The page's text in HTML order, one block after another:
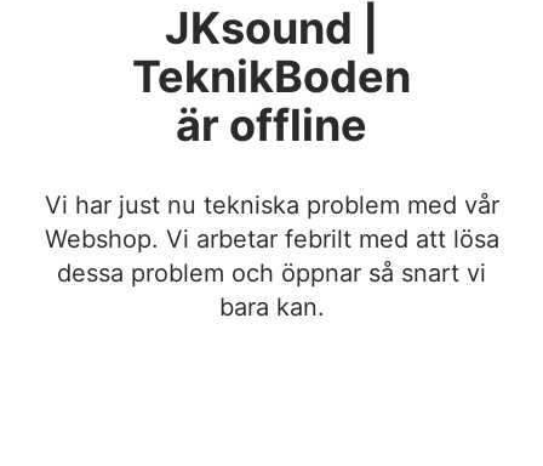
JKsound |
TeknikBoden
är offline
Vi har just nu tekniska problem med vår
Webshop. Vi arbetar febrilt med att lösa
dessa problem och öppnar så snart vi
bara kan.